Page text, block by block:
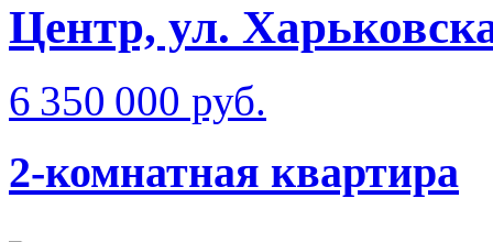
Центр, ул.
6 350 000 руб.
2-комнатная квартира